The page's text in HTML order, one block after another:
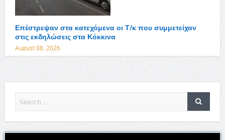
Επέστρεψαν στα κατεχόμενα οι Τ/κ που συμμετείχαν
στις εκδηλώσεις στα Κόκκινα
August 08, 2026